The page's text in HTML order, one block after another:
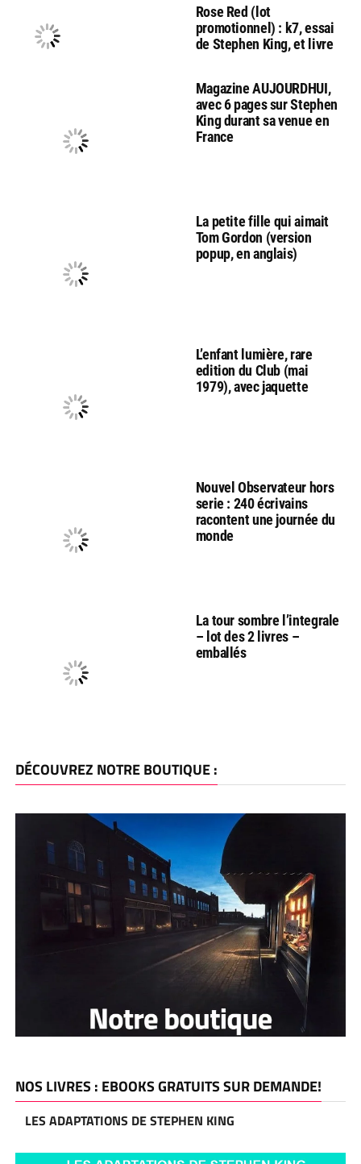
Rose Red (lot
promotionnel) : k7, essai
de Stephen King, et livre
Magazine AUJOURDHUI,
avec 6 pages sur Stephen
King durant sa venue en
France
La petite fille qui aimait
Tom Gordon (version
popup, en anglais)
L’enfant lumière, rare
edition du Club (mai
1979), avec jaquette
Nouvel Observateur hors
serie : 240 écrivains
racontent une journée du
monde
La tour sombre l’integrale
– lot des 2 livres –
emballés
DÉCOUVREZ NOTRE BOUTIQUE :
NOS LIVRES : EBOOKS GRATUITS SUR DEMANDE!
LES ADAPTATIONS DE STEPHEN KING